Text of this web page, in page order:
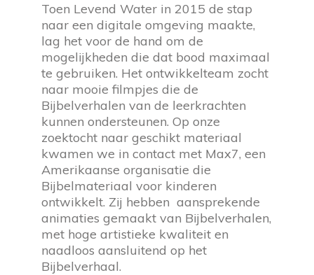
Toen Levend Water in 2015 de stap
naar een digitale omgeving maakte,
lag het voor de hand om de
mogelijkheden die dat bood maximaal
te gebruiken. Het ontwikkelteam zocht
naar mooie filmpjes die de
Bijbelverhalen van de leerkrachten
kunnen ondersteunen. Op onze
zoektocht naar geschikt materiaal
kwamen we in contact met Max7, een
Amerikaanse organisatie die
Bijbelmateriaal voor kinderen
ontwikkelt. Zij hebben aansprekende
animaties gemaakt van Bijbelverhalen,
met hoge artistieke kwaliteit en
naadloos aansluitend op het
Bijbelverhaal.